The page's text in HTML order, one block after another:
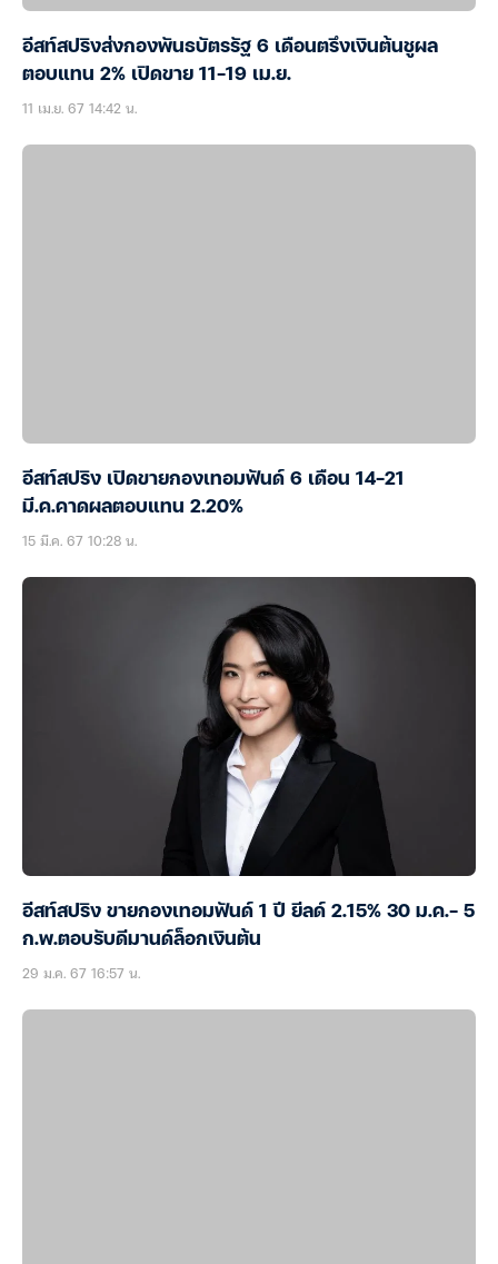
อีสท์สปริงส่งกองพันธบัตรรัฐ 6 เดือนตรึงเงินต้นชูผล
ตอบแทน 2% เปิดขาย 11-19 เม.ย.
11 เม.ย. 67 14:42 น.
อีสท์สปริง เปิดขายกองเทอมฟันด์ 6 เดือน 14-21
มี.ค.คาดผลตอบแทน 2.20%
15 มี.ค. 67 10:28 น.
อีสท์สปริง ขายกองเทอมฟันด์ 1 ปี ยีลด์ 2.15% 30 ม.ค.- 5
ก.พ.ตอบรับดีมานด์ล็อกเงินต้น
29 ม.ค. 67 16:57 น.